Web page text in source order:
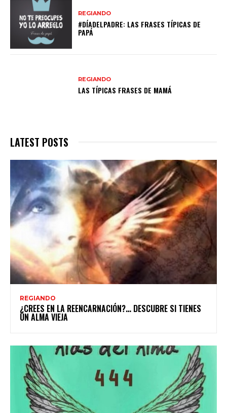
REGIANDO
#DÍADELPADRE: LAS FRASES TÍPICAS DE
PAPÁ
REGIANDO
LAS TÍPICAS FRASES DE MAMÁ
LATEST POSTS
REGIANDO
¿CREES EN LA REENCARNACIÓN?… DESCUBRE SI TIENES
UN ALMA VIEJA